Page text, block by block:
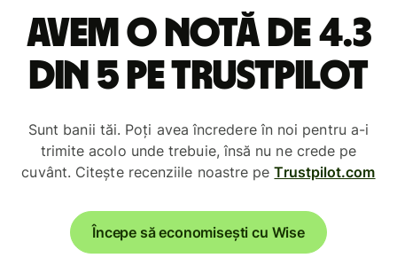
Avem o notă de 4.3
din 5 pe Trustpilot
Sunt banii tăi. Poți avea încredere în noi pentru a-i
trimite acolo unde trebuie, însă nu ne crede pe
cuvânt. Citește recenziile noastre peTrustpilot.com
Începe să economisești cu Wise